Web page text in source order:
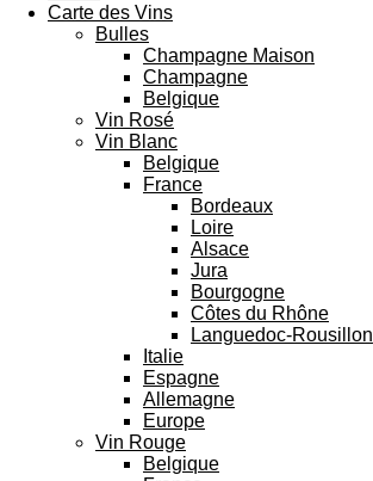
Carte des Vins
Bulles
Champagne Maison
Champagne
Belgique
Vin Rosé
Vin Blanc
Belgique
France
Bordeaux
Loire
Alsace
Jura
Bourgogne
Côtes du Rhône
Languedoc-Rousillon
Italie
Espagne
Allemagne
Europe
Vin Rouge
Belgique